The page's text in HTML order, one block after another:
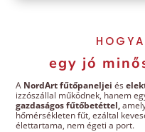
egy jó
A NordArt fűtőpaneljei és
izzószállal működnek, hanem
gazdaságos fűtőbetéttel,
hőmérsékleten fűt, ezáltal
élettartama, nem égeti a port.